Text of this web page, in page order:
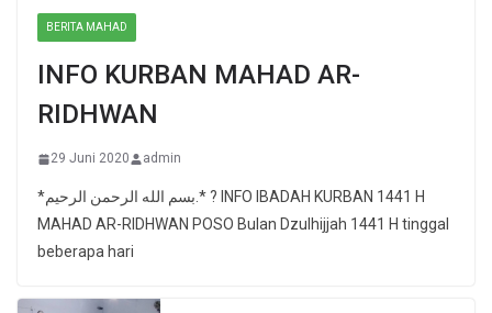
BERITA MAHAD
INFO KURBAN MAHAD AR-
RIDHWAN
29 Juni 2020 admin
*بسم الله الرحمن الرحيم.* ? INFO IBADAH KURBAN 1441 H
MAHAD AR-RIDHWAN POSO Bulan Dzulhijjah 1441 H tinggal
beberapa hari